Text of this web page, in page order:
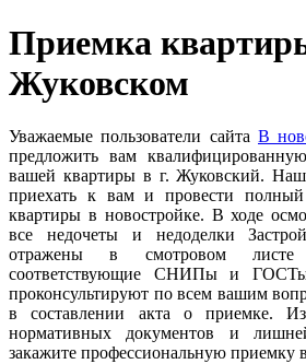
Приемка
Жуковском
Уважаемые пользователи сайта В
предложить вам
вашей квартиры в г. Жуковский.
приехать к вам и провести
квартиры в новостройке. В ходе
все недочеты и недоделки
отражены в смотровом
соответствующие СНИПы и
проконсультируют по всем вашим
в составлении акта о приемке.
нормативных документов и
закажите профессиональную приемку